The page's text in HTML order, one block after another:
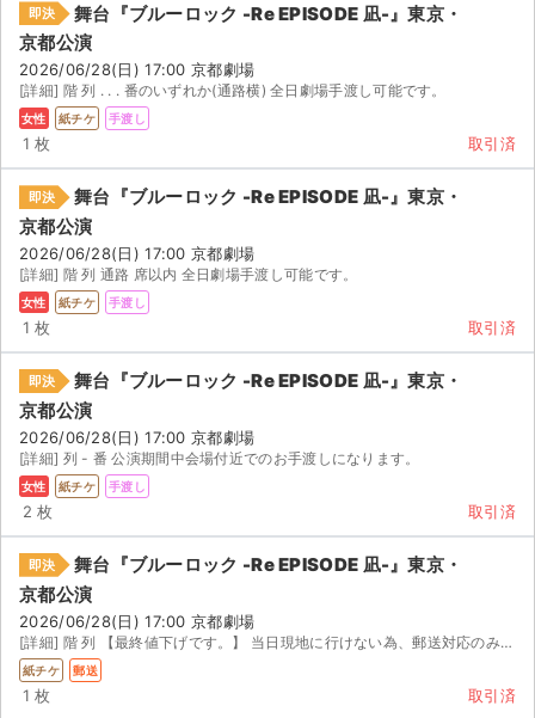
即決
舞台『ブルーロック -Re EPISODE 凪-』東京・
京都公演
2026/06/28(日) 17:00 京都劇場
[詳細] 階 列 . . . 番のいずれか(通路横) 全日劇場手渡し可能です。
女性 紙チケ 手渡し
1 枚 取引済
即決
舞台『ブルーロック -Re EPISODE 凪-』東京・
京都公演
2026/06/28(日) 17:00 京都劇場
[詳細] 階 列 通路 席以内 全日劇場手渡し可能です。
女性 紙チケ 手渡し
1 枚 取引済
即決
舞台『ブルーロック -Re EPISODE 凪-』東京・
京都公演
2026/06/28(日) 17:00 京都劇場
[詳細] 列 - 番 公演期間中会場付近でのお手渡しになります。
女性 紙チケ 手渡し
2 枚 取引済
即決
舞台『ブルーロック -Re EPISODE 凪-』東京・
京都公演
2026/06/28(日) 17:00 京都劇場
[詳細] 階 列 【最終値下げです。】 当日現地に行けない為、郵送対応のみとなります。 迅速で丁寧...
紙チケ 郵送
1 枚 取引済